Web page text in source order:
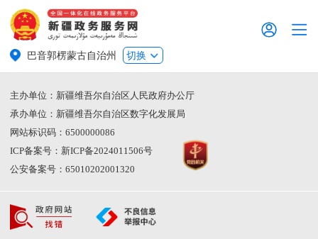
巴音郭楞蒙古自治州 切换
主办单位：新疆维吾尔自治区人民政府办公厅
承办单位：新疆维吾尔自治区数字化发展局
网站标识码：6500000086
ICP备案号：新ICP备2024011506号
公安备案号：65010202001320